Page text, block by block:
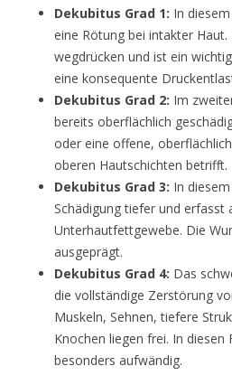
Dekubitus Grad 1: In
eine Rötung bei intakter
wegdrücken und ist ein
eine konsequente
Dekubitus Grad 2: Im
bereits oberflächlich
oder eine offene,
oberen Hautschichten betrifft.
Dekubitus Grad 3: In
Schädigung tiefer und erfasst
Unterhautfettgewebe. Die
ausgeprägt.
Dekubitus Grad 4: Das
die vollständige Zerstörung
Muskeln, Sehnen, tiefere
Knochen liegen frei. In diesen
besonders aufwändig.